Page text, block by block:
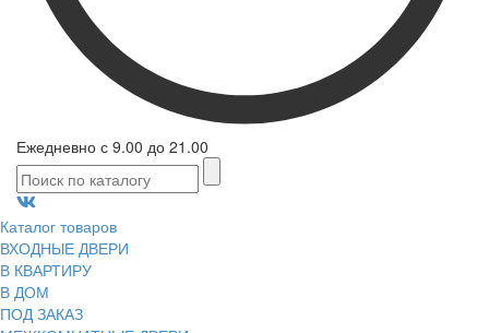
Ежедневно с 9.00 до 21.00
Каталог товаров
ВХОДНЫЕ ДВЕРИ
В КВАРТИРУ
В ДОМ
ПОД ЗАКАЗ